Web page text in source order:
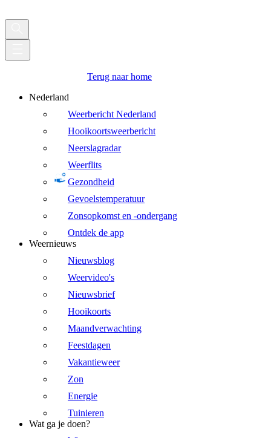
Terug naar home
Nederland
Weerbericht Nederland
Hooikoortsweerbericht
Neerslagradar
Weerflits
Gezondheid
Gevoelstemperatuur
Zonsopkomst en -ondergang
Ontdek de app
Weernieuws
Nieuwsblog
Weervideo's
Nieuwsbrief
Hooikoorts
Maandverwachting
Feestdagen
Vakantieweer
Zon
Energie
Tuinieren
Wat ga je doen?